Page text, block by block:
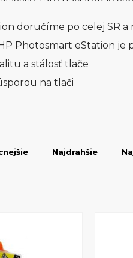
a počítačov.
cloudových
dokumentov.
rozlíšením. HP
a jednoduchého
doručíme po celej SR a
Photosmart eStation je
a stálosť tlače
na tlači
Najdrahšie